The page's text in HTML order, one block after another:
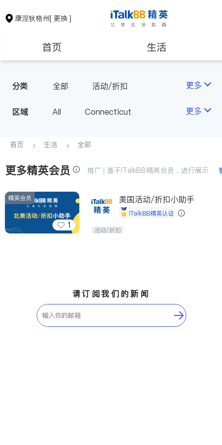
康涅狄格州[ 更换 ]
首页 生活
房地产租售
教育
非盈利组织
分类 全部 活动/折扣 更多
区域 All Connecticut 更多
首页 生活 全部
更多精英会员 推广 | 基于iTalkBB精英会员，进行展示
1
精英会员 美国活动/折扣小助手
iTalkBB精英认证
iTalkBB精英 官方账号。您的美国生活
活动/折扣
请订阅我们的新闻